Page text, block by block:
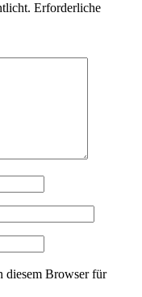
Erforderliche
diesem Browser für